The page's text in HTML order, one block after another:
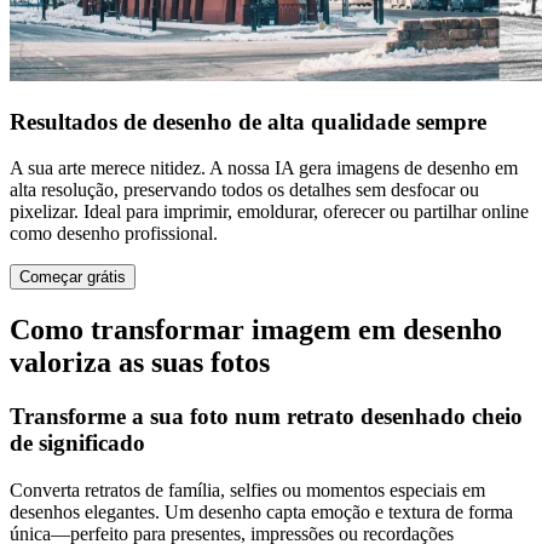
Resultados de desenho de alta qualidade sempre
A sua arte merece nitidez. A nossa IA gera imagens de desenho em
alta resolução, preservando todos os detalhes sem desfocar ou
pixelizar. Ideal para imprimir, emoldurar, oferecer ou partilhar online
como desenho profissional.
Começar grátis
Como transformar imagem em desenho
valoriza as suas fotos
Transforme a sua foto num retrato desenhado cheio
de significado
Converta retratos de família, selfies ou momentos especiais em
desenhos elegantes. Um desenho capta emoção e textura de forma
única—perfeito para presentes, impressões ou recordações